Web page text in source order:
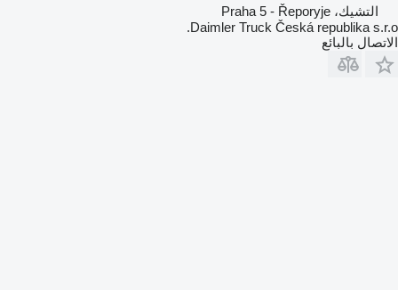
التشيك، Praha 5 - Řeporyje
Daimler Truck Česká republika s.r.o.
الاتصال بالبائع